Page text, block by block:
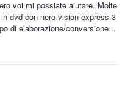
voi mi possiate aiutare. Molte
dvd con nero vision express 3
di elaborazione/conversione...